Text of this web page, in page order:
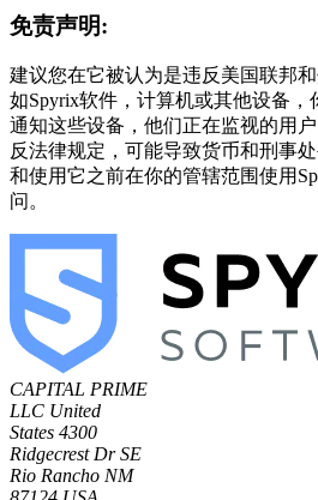
免责声明:
建议您在它被认为是违反美国联邦
如Spyrix软件，计算机或其他设备
通知这些设备，他们正在监视的用
反法律规定，可能导致货币和刑事
和使用它之前在你的管辖范围使用
问。
CAPITAL PRIME
LLC United
States 4300
Ridgecrest Dr SE
Rio Rancho NM